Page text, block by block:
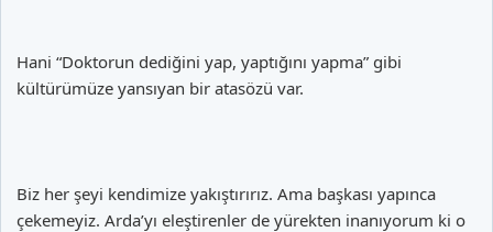
Hani “Doktorun dediğini yap, yaptığını yapma” gibi
kültürümüze yansıyan bir atasözü var.
Biz her şeyi kendimize yakıştırırız. Ama başkası yapınca
çekemeyiz. Arda’yı eleştirenler de yürekten inanıyorum ki o